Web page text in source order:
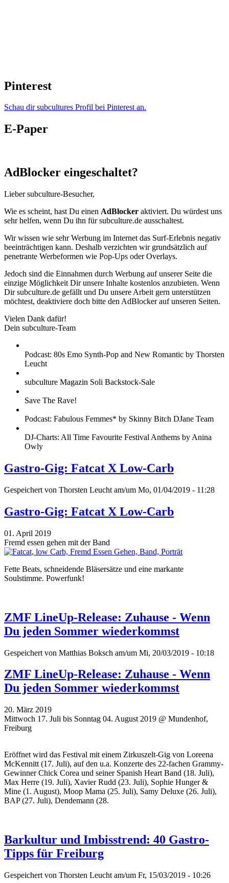
Pinterest
Schau dir subcultures Profil bei Pinterest an.
E-Paper
AdBlocker eingeschaltet?
Lieber subculture-Besucher,
Wie es scheint, hast Du einen AdBlocker aktiviert. Du würdest uns
sehr helfen, wenn Du ihn für subculture.de ausschaltest.
Wir wissen wie sehr Werbung im Internet das Surf-Erlebnis negativ
beeinträchtigen kann. Deshalb verzichten wir grundsätzlich auf
penetrante Werbeformen wie Pop-Ups oder Overlays.
Jedoch sind die Einnahmen durch Werbung auf unserer Seite die
einzige Möglichkeit Dir unsere Inhalte kostenlos anzubieten. Wenn
Dir subculture.de gefällt und Du unsere Arbeit gern unterstützen
möchtest, deaktiviere doch bitte den AdBlocker auf unseren Seiten.
Vielen Dank dafür!
Dein subculture-Team
Podcast: 80s Emo Synth-Pop and New Romantic by Thorsten
Leucht
subculture Magazin Soli Backstock-Sale
Save The Rave!
Podcast: Fabulous Femmes* by Skinny Bitch DJane Team
DJ-Charts: All Time Favourite Festival Anthems by Anina
Owly
Gastro-Gig: Fatcat X Low-Carb
Gespeichert von Thorsten Leucht am/um Mo, 01/04/2019 - 11:28
Gastro-Gig: Fatcat X Low-Carb
01. April 2019
Fremd essen gehen mit der Band
Fette Beats, schneidende Bläsersätze und eine markante
Soulstimme. Powerfunk!
ZMF LineUp-Release: Zuhause - Wenn
Du jeden Sommer wiederkommst
Gespeichert von Matthias Boksch am/um Mi, 20/03/2019 - 10:18
ZMF LineUp-Release: Zuhause - Wenn
Du jeden Sommer wiederkommst
20. März 2019
Mittwoch 17. Juli bis Sonntag 04. August 2019 @ Mundenhof,
Freiburg
Eröffnet wird das Festival mit einem Zirkuszelt-Gig von Loreena
McKennitt (17. Juli), auf den u.a. Konzerte des 22-fachen Grammy-
Gewinner Chick Corea und seiner Spanish Heart Band (18. Juli),
Max Herre (19. Juli), Xavier Rudd (23. Juli), Sophie Hunger &
Mine (1. August), Moop Mama (25. Juli), Samy Deluxe (26. Juli),
BAP (27. Juli), Dendemann (28.
Barkultur und Imbisstrend: 40 Gastro-
Tipps für Freiburg
Gespeichert von Thorsten Leucht am/um Fr, 15/03/2019 - 10:26